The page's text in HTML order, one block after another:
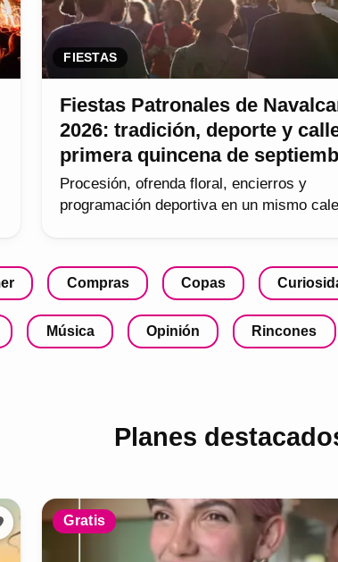
FIESTAS
Fiestas Patronales de
2026: tradición, deporte y
primera quincena de
Procesión, ofrenda floral, encierros y
programación deportiva en un mismo
Compras Copas
Música Opinión Rincones
Planes
Gratis